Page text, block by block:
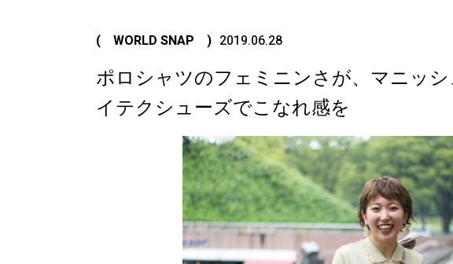
( WORLD SNAP ) 2019.06.28
ポロシャツのフェミニンさが、マニッ
イテクシューズでこなれ感を